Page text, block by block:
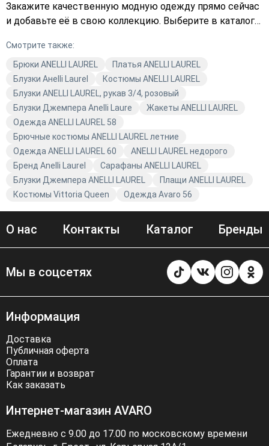
Закажите качественную модную одежду прямо сейчас
и добавьте её в свою коллекцию. Выберите в каталоге
комфорт и стиль от Avaro. Подберите платье, которое
идеально подойдёт именно вам, и станьте настоящей
иконой стиля.
Смотрите также:
Брюки ANELLI LAUREL
Платья ANELLI LAUREL
Блузки Анelli Laurel
Костюмы ANELLI LAUREL
Блузки ANELLI LAUREL, рукав 3/4, розовый
Блузки Джемпера Anelli Laure
Жакеты ANELLI LAUREL
Одежда ANELLI LAUREL 58
Брючные костюмы ANELLI LAUREL летние
Одежда ANELLI LAUREL 60
ANELLI LAUREL недорого
Бренд Anelli Laurel
Сарафаны ANELLI LAUREL
Блузки Джемпера ANELLI LAUREL
Плащи ANELLI LAUREL
Костюмы Vittoria Queen
Одежда Avaro 56
О нас Контакты Каталог Бренды
Мы в соцсетях
Информация
Доставка
Публичная оферта
Оплата
Гарантии и возврат
Как заказать
Интернет-магазин AVARO
Ежедневно с 9.00 до 17.00 по московскому времени